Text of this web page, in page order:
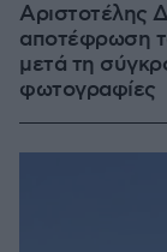
Αριστοτέλης
αποτέφρωση
μετά τη
φωτογραφίες